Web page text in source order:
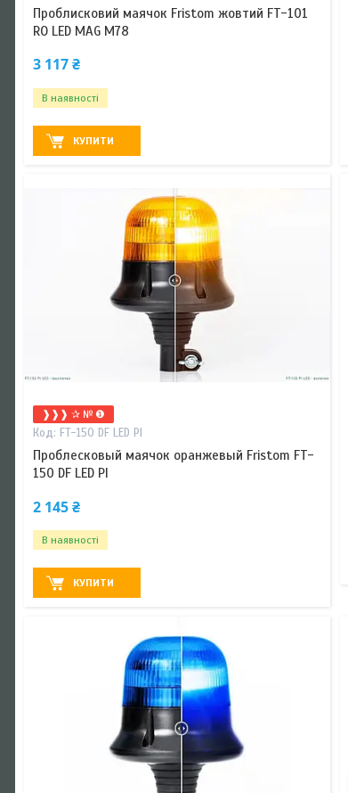
Проблисковий маячок Fristom жовтий FT-101
RO LED MAG M78
3 117 ₴
В наявності
КУПИТИ
❱❱❱ ✰ № ❶
FT-150 DF LED PI
Проблесковый маячок оранжевый Fristom FT-
150 DF LED PI
2 145 ₴
В наявності
КУПИТИ